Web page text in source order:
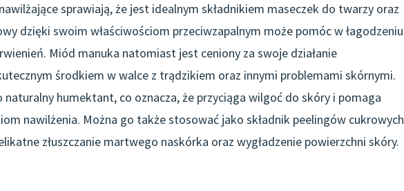
sprawiają, że jest idealnym składnikiem maseczek do twarzy oraz
dzięki swoim właściwościom przeciwzapalnym może pomóc w łagodzeniu
Miód manuka natomiast jest ceniony za swoje działanie
środkiem w walce z trądzikiem oraz innymi problemami skórnymi.
humektant, co oznacza, że przyciąga wilgoć do skóry i pomaga
nawilżenia. Można go także stosować jako składnik peelingów cukrowych
złuszczanie martwego naskórka oraz wygładzenie powierzchni skóry.